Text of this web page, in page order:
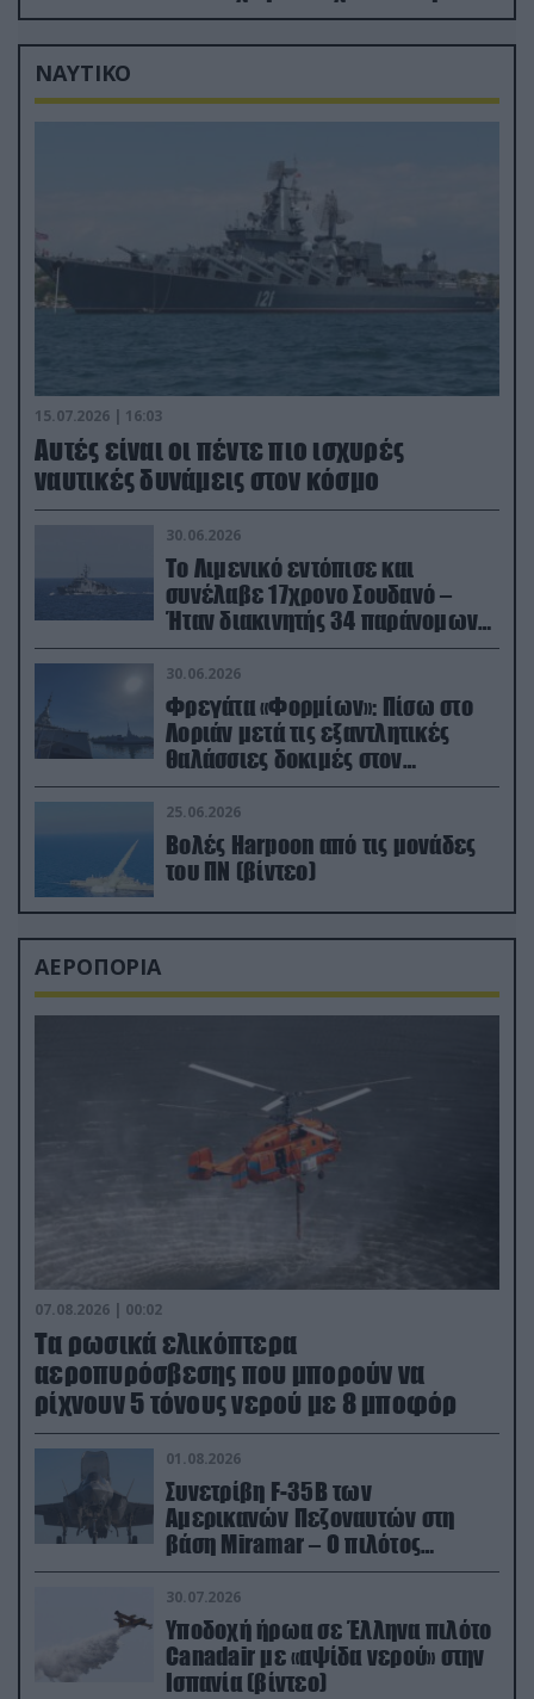
Ρωσία
ΝΑΥΤΙΚΟ
15.07.2026 | 16:03
Aυτές είναι οι πέντε πιο ισχυρές
ναυτικές δυνάμεις στον κόσμο
30.06.2026
Το Λιμενικό εντόπισε και
συνέλαβε 17χρονο Σουδανό –
Ήταν διακινητής 34 παράνομων
μεταναστών
30.06.2026
Φρεγάτα «Φορμίων»: Πίσω στο
Λοριάν μετά τις εξαντλητικές
θαλάσσιες δοκιμές στον
απαιτητικό Βισκαϊκό
25.06.2026
Βολές Harpoon από τις μονάδες
του ΠΝ (βίντεο)
ΑΕΡΟΠΟΡΙΑ
07.08.2026 | 00:02
Τα ρωσικά ελικόπτερα
αεροπυρόσβεσης που μπορούν να
ρίχνουν 5 τόνους νερού με 8 μποφόρ
01.08.2026
Συνετρίβη F-35B των
Αμερικανών Πεζοναυτών στη
βάση Miramar – Ο πιλότος
εκτινάχθηκε εγκαίρως
30.07.2026
Υποδοχή ήρωα σε Έλληνα πιλότο
Canadair με «αψίδα νερού» στην
Ισπανία (βίντεο)